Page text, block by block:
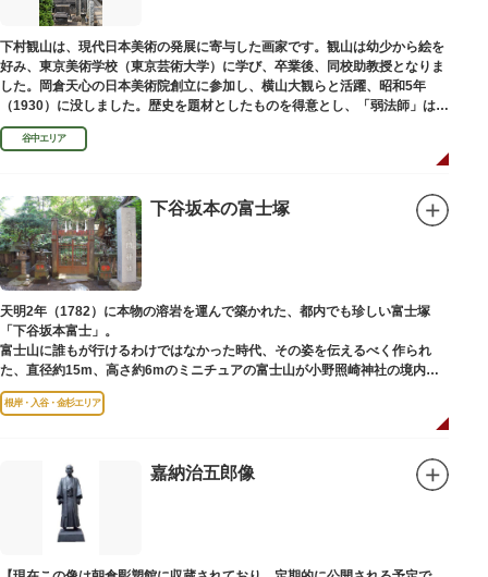
下村観山は、現代日本美術の発展に寄与した画家です。観山は幼少から絵を
好み、東京美術学校（東京芸術大学）に学び、卒業後、同校助教授となりま
した。岡倉天心の日本美術院創立に参加し、横山大観らと活躍、昭和5年
（1930）に没しました。歴史を題材としたものを得意とし、「弱法師」は代
表作です。お墓は安立寺（あんりゅうじ）にあります。
谷中エリア
下谷坂本の富士塚
天明2年（1782）に本物の溶岩を運んで築かれた、都内でも珍しい富士塚
「下谷坂本富士」。
富士山に誰もが行けるわけではなかった時代、その姿を伝えるべく作られ
た、直径約15m、高さ約6mのミニチュアの富士山が小野照崎神社の境内に
あります。
一合目から順に十合目まで記されており、南無妙法と書かれた石碑や修験道
形民俗文化財に指定されています。
富士山に合わせて、お山開きが行われ、6月30日と1日には富士塚に登ること
ができます。
【Twitter】https://twitter.com/onoterupr
根岸・入谷・金杉エリア
嘉納治五郎像